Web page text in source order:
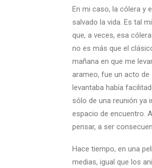
En mi caso, la cólera y
salvado la vida. Es tal
que, a veces, esa
no es más que el
mañana en que me
arameo, fue un acto de
levantaba había
sólo de una reunión ya
espacio de encuentro.
pensar, a ser
Hace tiempo, en una
medias, igual que los